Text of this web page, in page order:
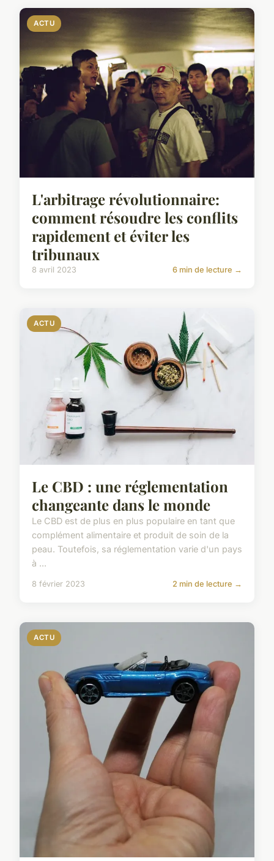
ACTU
L'arbitrage révolutionnaire:
comment résoudre les conflits
rapidement et éviter les
tribunaux
8 avril 2023 6 min de lecture →
ACTU
Le CBD : une réglementation
changeante dans le monde
Le CBD est de plus en plus populaire en tant que
complément alimentaire et produit de soin de la
peau. Toutefois, sa réglementation varie d'un pays
à ...
8 février 2023 2 min de lecture →
ACTU